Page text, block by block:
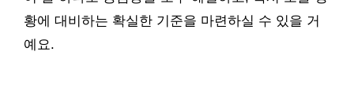
황에 대비하는 확실한 기준을 마련하실 수 있을 거
예요.